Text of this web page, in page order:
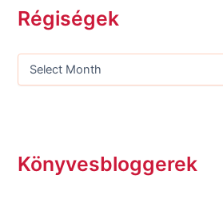
Régiségek
Könyvesbloggerek